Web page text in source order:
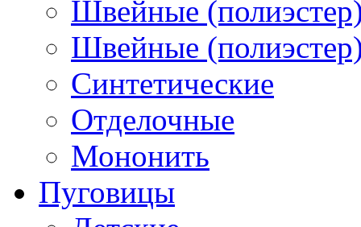
Швейные
Швейные
Синтетические
Отделочные
Мононить
Пуговицы